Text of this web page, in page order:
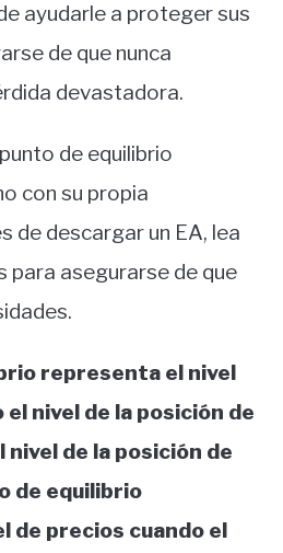
ayudarle a proteger sus
de que nunca
devastadora.
de equilibrio
con su propia
de descargar un EA, lea
para asegurarse de que
representa el nivel
nivel de la posición de
de la posición de
de equilibrio
de precios cuando el